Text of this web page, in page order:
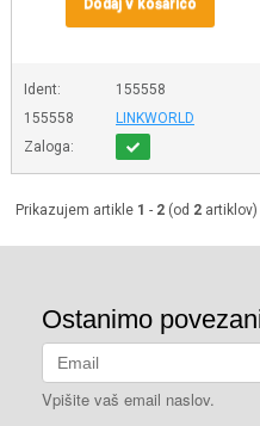
Dodaj v košarico
Ident:
155558
155558
LINKWORLD
Zaloga:
Prikazujem artikle 1 - 2 (od 2 artiklov)